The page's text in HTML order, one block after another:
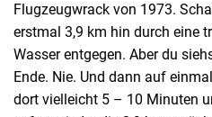
Flugzeugwrack von 1973.
erstmal 3,9 km hin durch eine
Wasser entgegen. Aber du
Ende. Nie. Und dann auf
dort vielleicht 5 – 10 Minuten